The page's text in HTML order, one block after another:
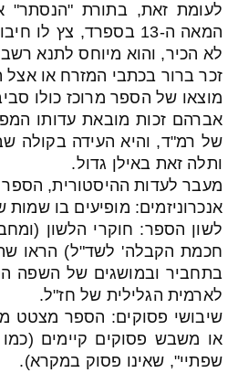
לעומת זאת, בתורת "הנסתר"
המאה ה-13 בספרד, צץ
לא הכיר, והוא מיוחס לתנא
זכר ברור בכתבי המזרח או
מוצאו של הספר מרוכז כולו
אברהם זכות מובאת עדותו
של רמ"ד, והיא העידה בקולה
ותלה זאת באילן גדול.
מעבר לעדות ההיסטורית, הספר
אנכרוניזמים: מופיעים בו
לשון הספר: חוקרי הלשון
חכמת הקבלה' לשד"ל) הראו
בתחביר ובמושגים של השפה
לארמית הגלילית של חז"ל.
שיבושי פסוקים: הספר מצטט
או משבש פסוקים קיימים
שפתיי", שאינו פסוק במקרא).